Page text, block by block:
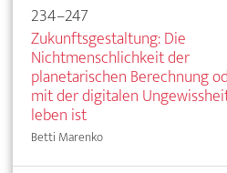
234–247
Zukunftsgestaltung: Die
Nichtmenschlichkeit der
planetarischen Berechnung
mit der digitalen
leben ist
Betti Marenko